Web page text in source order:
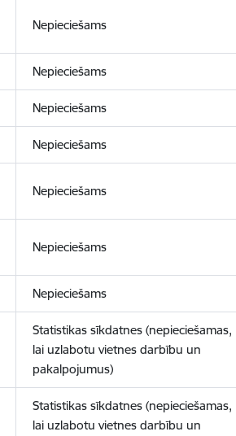
Nepieciešams
Nepieciešams
Nepieciešams
Nepieciešams
Nepieciešams
Nepieciešams
Nepieciešams
Statistikas sīkdatnes (nepieciešamas,
lai uzlabotu vietnes darbību un
pakalpojumus)
Statistikas sīkdatnes (nepieciešamas,
lai uzlabotu vietnes darbību un